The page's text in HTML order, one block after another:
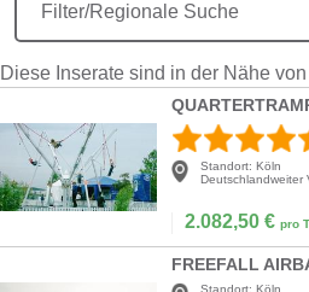
Filter/Regionale Suche
Diese Inserate sind in der Nähe
Standort: Köln
Deutschlandweiter
2.082,50 € pro
Standort: Köln